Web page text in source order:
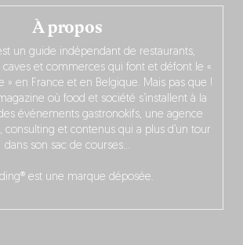
À propos
un guide indépendant de restaurants,
caves et commerces qui font et défont le «
» en France et en Belgique. Mais pas que !
où food et société s’installent à la
événements gastronokifs, une agence
et contenus qui a plus d’un tour
dans son sac de courses…
est une marque déposée.